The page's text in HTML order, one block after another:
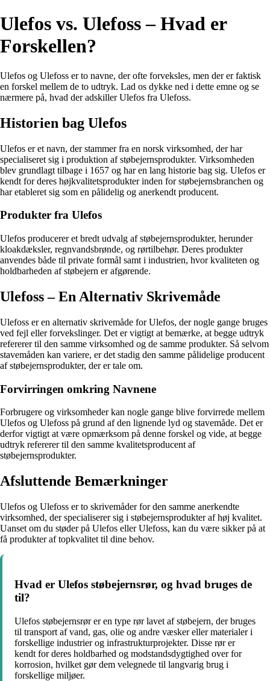
Ulefos vs. Ulefoss – Hvad er
Forskellen?
Ulefos og Ulefoss er to navne, der ofte forveksles, men der er faktisk
en forskel mellem de to udtryk. Lad os dykke ned i dette emne og se
nærmere på, hvad der adskiller Ulefos fra Ulefoss.
Historien bag Ulefos
Ulefos er et navn, der stammer fra en norsk virksomhed, der har
specialiseret sig i produktion af støbejernsprodukter. Virksomheden
blev grundlagt tilbage i 1657 og har en lang historie bag sig. Ulefos er
kendt for deres højkvalitetsprodukter inden for støbejernsbranchen og
har etableret sig som en pålidelig og anerkendt producent.
Produkter fra Ulefos
Ulefos producerer et bredt udvalg af støbejernsprodukter, herunder
kloakdæksler, regnvandsbrønde, og rørtilbehør. Deres produkter
anvendes både til private formål samt i industrien, hvor kvaliteten og
holdbarheden af støbejern er afgørende.
Ulefoss – En Alternativ Skrivemåde
Ulefoss er en alternativ skrivemåde for Ulefos, der nogle gange bruges
ved fejl eller forvekslinger. Det er vigtigt at bemærke, at begge udtryk
refererer til den samme virksomhed og de samme produkter. Så selvom
stavemåden kan variere, er det stadig den samme pålidelige producent
af støbejernsprodukter, der er tale om.
Forvirringen omkring Navnene
Forbrugere og virksomheder kan nogle gange blive forvirrede mellem
Ulefos og Ulefoss på grund af den lignende lyd og stavemåde. Det er
derfor vigtigt at være opmærksom på denne forskel og vide, at begge
udtryk refererer til den samme kvalitetsproducent af
støbejernsprodukter.
Afsluttende Bemærkninger
Ulefos og Ulefoss er to skrivemåder for den samme anerkendte
virksomhed, der specialiserer sig i støbejernsprodukter af høj kvalitet.
Uanset om du støder på Ulefos eller Ulefoss, kan du være sikker på at
få produkter af topkvalitet til dine behov.
Hvad er Ulefos støbejernsrør, og hvad bruges de
til?
Ulefos støbejernsrør er en type rør lavet af støbejern, der bruges
til transport af vand, gas, olie og andre væsker eller materialer i
forskellige industrier og infrastrukturprojekter. Disse rør er
kendt for deres holdbarhed og modstandsdygtighed over for
korrosion, hvilket gør dem velegnede til langvarig brug i
forskellige miljøer.